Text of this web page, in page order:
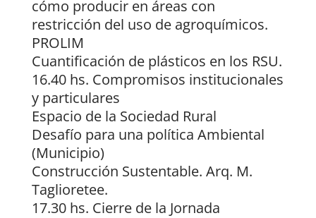
cómo producir en áreas con
restricción del uso de agroquímicos.
PROLIM
Cuantificación de plásticos en los RSU.
16.40 hs. Compromisos institucionales
y particulares
Espacio de la Sociedad Rural
Desafío para una política Ambiental
(Municipio)
Construcción Sustentable. Arq. M.
Taglioretee.
17.30 hs. Cierre de la Jornada